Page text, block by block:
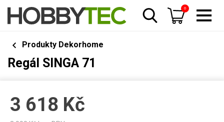
0
Produkty Dekorhome
Regál SINGA 71
3 618 Kč